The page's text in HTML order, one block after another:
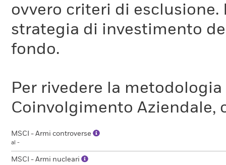
all'interno del portafoglio
subirebbero un aumento
spiegazione sintetica
MSCI per il suo
Poiché il parametro ITR
ovvero criteri di
strategia di investimento
fondo.
Per rivedere la
Coinvolgimento Aziendale,
MSCI - Armi controverse
al -
MSCI - Armi nucleari